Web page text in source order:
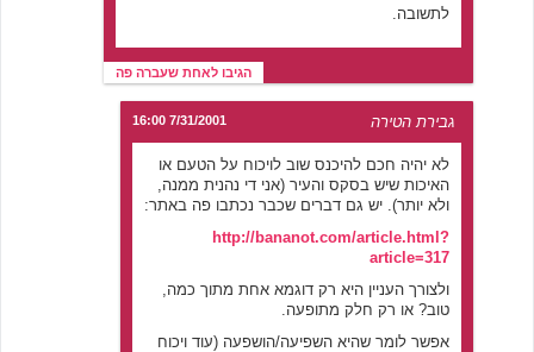
לתשובה.
הגיבו לאחת שעברה פה
גבירת הטירה 7/31/2001 16:00
לא יהיה חכם להיכנס שוב לויכוח על הטעם או
האיכות שיש בסקס והעיר (אני די נהנית ממנה,
ולא יותר). יש גם דברים שכבר נכתבו פה באתר:
http://bananot.com/article.html?
article=317
ולצורך העניין היא רק דוגמא אחת מתוך כמה,
טוב? או רק חלק מתופעה.
אפשר לומר שהיא השפיעה/הושפעה (עוד ויכוח